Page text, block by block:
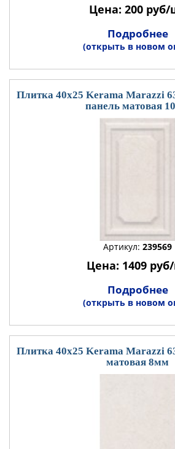
Цена: 200
Подробнее
(открыть в новом
Плитка 40x25 Kerama Marazzi
панель матовая
Артикул: 239569
Цена: 1409
Подробнее
(открыть в новом
Плитка 40x25 Kerama Marazzi
матовая 8мм